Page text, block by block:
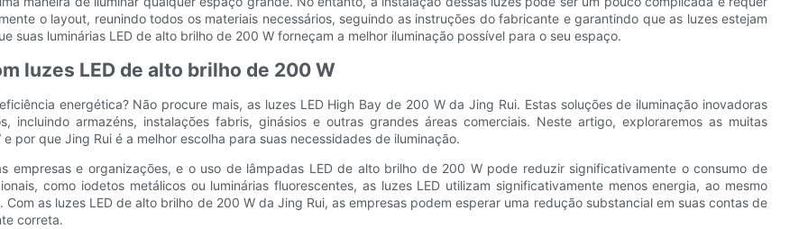
o layout, reunindo todos os materiais necessários, seguindo as instruções do fabricante e garantindo que as luzes estejam
luminárias LED de alto brilho de 200 W forneçam a melhor iluminação possível para o seu espaço.
luzes LED de alto brilho de 200 W
energética? Não procure mais, as luzes LED High Bay de 200 W da Jing Rui. Estas soluções de iluminação inovadoras
incluindo armazéns, instalações fabris, ginásios e outras grandes áreas comerciais. Neste artigo, exploraremos as muitas
por que Jing Rui é a melhor escolha para suas necessidades de iluminação.
empresas e organizações, e o uso de lâmpadas LED de alto brilho de 200 W pode reduzir significativamente o consumo de
como iodetos metálicos ou luminárias fluorescentes, as luzes LED utilizam significativamente menos energia, ao mesmo
as luzes LED de alto brilho de 200 W da Jing Rui, as empresas podem esperar uma redução substancial em suas contas de
correta.